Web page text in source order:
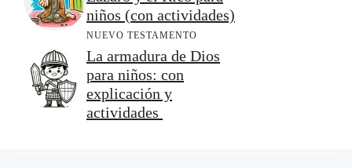
niños (con actividades)
NUEVO TESTAMENTO
La armadura de Dios
para niños: con
explicación y
actividades